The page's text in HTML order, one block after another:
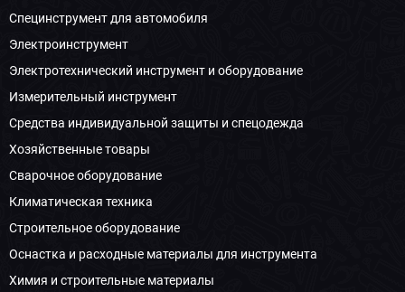
Специнструмент для автомобиля
Электроинструмент
Электротехнический инструмент и оборудование
Измерительный инструмент
Средства индивидуальной защиты и спецодежда
Хозяйственные товары
Сварочное оборудование
Климатическая техника
Строительное оборудование
Оснастка и расходные материалы для инструмента
Химия и строительные материалы